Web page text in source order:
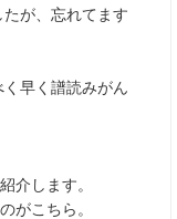
が、忘れてます
早く譜読みがん
介します。
がこちら。